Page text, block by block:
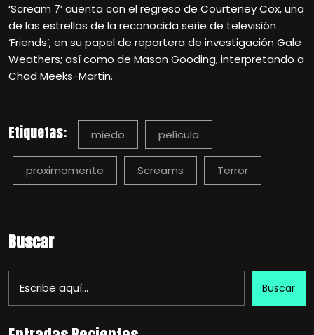
‘Scream 7’ cuenta con el regreso de Courteney Cox, una
de las estrellas de la reconocida serie de televisión
‘Friends’, en su papel de reportera de investigación Gale
Weathers; así como de Mason Gooding, interpretando a
Chad Meeks-Martin.
Etiquetas: miedo película
proximamente Screams Terror
Buscar
Buscar